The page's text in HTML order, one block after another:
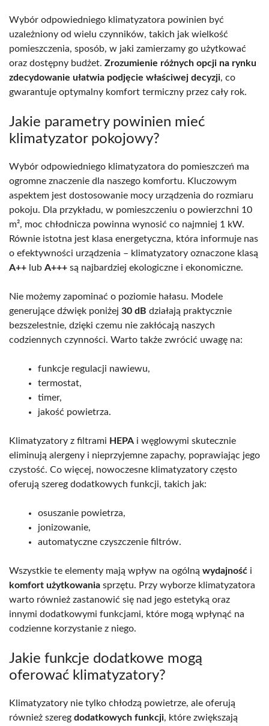
Wybór odpowiedniego klimatyzatora powinien być
uzależniony od wielu czynników, takich jak wielkość
pomieszczenia, sposób, w jaki zamierzamy go użytkować
oraz dostępny budżet. Zrozumienie różnych opcji na rynku
zdecydowanie ułatwia podjęcie właściwej decyzji, co
gwarantuje optymalny komfort termiczny przez cały rok.
Jakie parametry powinien mieć
klimatyzator pokojowy?
Wybór odpowiedniego klimatyzatora do pomieszczeń ma
ogromne znaczenie dla naszego komfortu. Kluczowym
aspektem jest dostosowanie mocy urządzenia do rozmiaru
pokoju. Dla przykładu, w pomieszczeniu o powierzchni 10
m², moc chłodnicza powinna wynosić co najmniej 1 kW.
Równie istotna jest klasa energetyczna, która informuje nas
o efektywności urządzenia – klimatyzatory oznaczone klasą
A++ lub A+++ są najbardziej ekologiczne i ekonomiczne.
Nie możemy zapominać o poziomie hałasu. Modele
generujące dźwięk poniżej 30 dB działają praktycznie
bezszelestnie, dzięki czemu nie zakłócają naszych
codziennych czynności. Warto także zwrócić uwagę na:
funkcje regulacji nawiewu,
termostat,
timer,
jakość powietrza.
Klimatyzatory z filtrami HEPA i węglowymi skutecznie
eliminują alergeny i nieprzyjemne zapachy, poprawiając jego
czystość. Co więcej, nowoczesne klimatyzatory często
oferują szereg dodatkowych funkcji, takich jak:
osuszanie powietrza,
jonizowanie,
automatyczne czyszczenie filtrów.
Wszystkie te elementy mają wpływ na ogólną wydajność i
komfort użytkowania sprzętu. Przy wyborze klimatyzatora
warto również zastanowić się nad jego estetyką oraz
innymi dodatkowymi funkcjami, które mogą wpłynąć na
codzienne korzystanie z niego.
Jakie funkcje dodatkowe mogą
oferować klimatyzatory?
Klimatyzatory nie tylko chłodzą powietrze, ale oferują
również szereg dodatkowych funkcji, które zwiększają